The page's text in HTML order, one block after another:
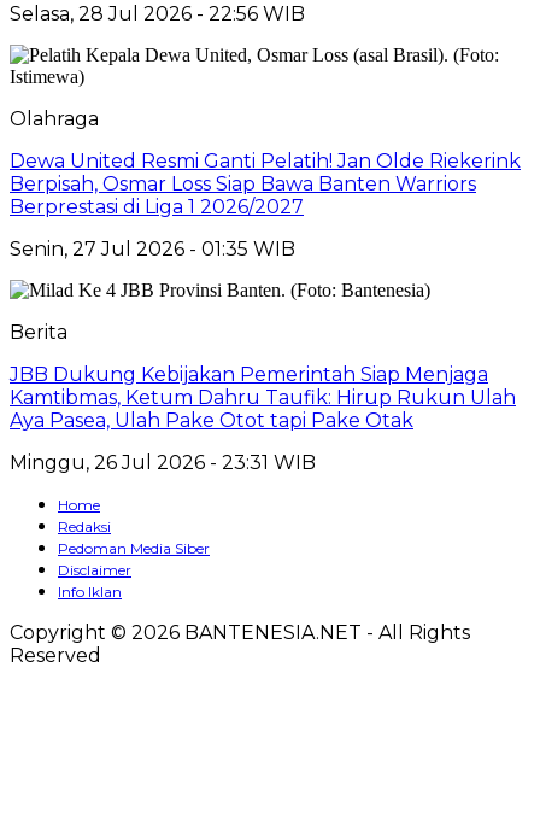
Selasa, 28 Jul 2026 - 22:56 WIB
Olahraga
Dewa United Resmi Ganti Pelatih! Jan Olde Riekerink
Berpisah, Osmar Loss Siap Bawa Banten Warriors
Berprestasi di Liga 1 2026/2027
Senin, 27 Jul 2026 - 01:35 WIB
Berita
JBB Dukung Kebijakan Pemerintah Siap Menjaga
Kamtibmas, Ketum Dahru Taufik: Hirup Rukun Ulah
Aya Pasea, Ulah Pake Otot tapi Pake Otak
Minggu, 26 Jul 2026 - 23:31 WIB
Home
Redaksi
Pedoman Media Siber
Disclaimer
Info Iklan
Copyright © 2026 BANTENESIA.NET - All Rights
Reserved